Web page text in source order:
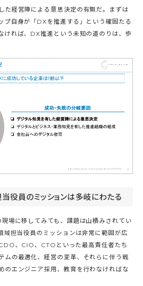
た経営陣による意思決定の有無だ。まずは
プ自身が「DXを推進する」という確固たる
ければ、DX推進という未知の道のりは、歩
役員のミッションは多岐にわたる
場に移してみても、課題は山積みされてい
域担当役員のミッションは非常に範囲が広
、CIO、CTOといった最高責任者たち
ムの最適化、経営の変革、それらに伴う戦
のエンジニア採用、教育を行わなければな